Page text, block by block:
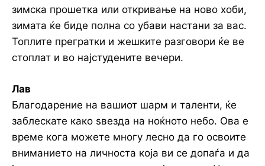
зимска прошетка или откривање на ново хоби,
зимата ќе биде полна со убави настани за вас.
Топлите прегратки и жешките разговори ќе ве
стоплат и во најстудените вечери.
Лав
Благодарение на вашиот шарм и таленти, ќе
заблескате како ѕвезда на ноќното небо. Ова е
време кога можете многу лесно да го освоите
вниманието на личноста која ви се допаѓа и да